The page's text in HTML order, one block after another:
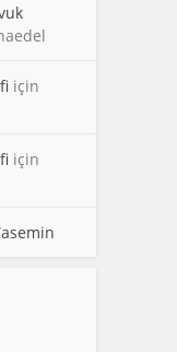
için
için